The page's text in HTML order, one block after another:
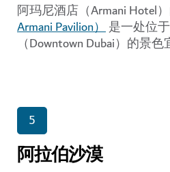
阿玛尼酒店（Armani Hotel
Armani Pavilion）是一处位
（Downtown Dubai）的景
5
阿拉伯沙漠